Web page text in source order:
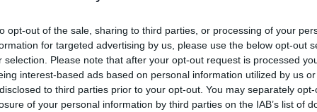
opt-out of the sale, sharing to third parties, or processing of your
for targeted advertising by us, please use the below opt-out
selection. Please note that after your opt-out request is processed
interest-based ads based on personal information utilized by us
to third parties prior to your opt-out. You may separately
of your personal information by third parties on the IAB’s list of
žuvusiųjų
gaisras ligoninėje: žuvo 10
naujagiminių
Žinios | Pasaulis